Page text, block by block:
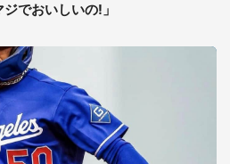
でおいしいの!」